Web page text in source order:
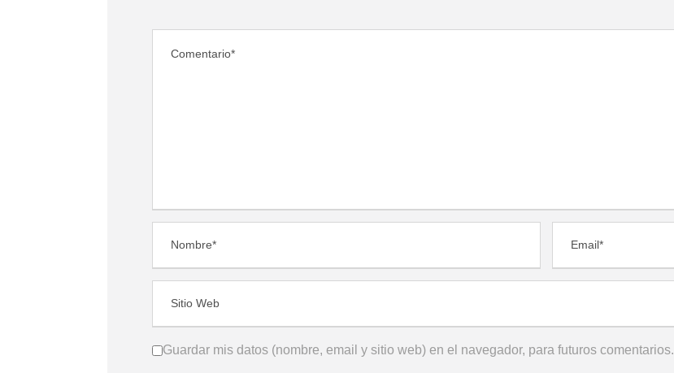
Guardar mis datos (nombre, email y sitio web) en el navegador, para futuros comentarios.